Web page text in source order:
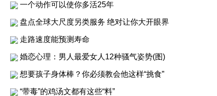
一个动作可以使你多活25年
盘点全球大尺度另类服务 绝对让你大开眼界
走路速度能预测寿命
婚恋心理：男人最爱女人12种骚气姿势(图)
想要孩子身体棒？你必须教会他这样“挑食”
“带毒”的鸡汤文都有这些“料”